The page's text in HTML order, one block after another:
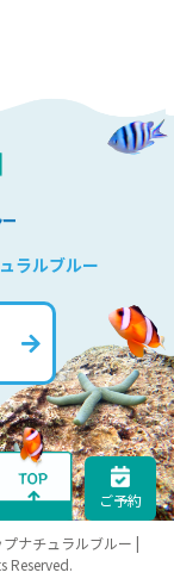
ラルブルー
ナチュラルブルー |
Reserved.
ご予約